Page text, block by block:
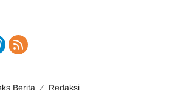
Berita Redaksi